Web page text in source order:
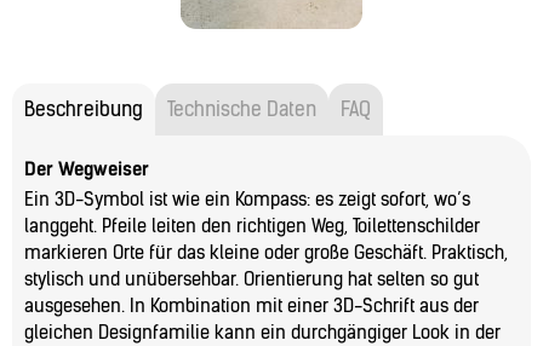
Beschreibung Technische Daten FAQ
Der Wegweiser
Ein 3D-Symbol ist wie ein Kompass: es zeigt sofort, wo’s
langgeht. Pfeile leiten den richtigen Weg, Toilettenschilder
markieren Orte für das kleine oder große Geschäft. Praktisch,
stylisch und unübersehbar. Orientierung hat selten so gut
ausgesehen. In Kombination mit einer 3D-Schrift aus der
gleichen Designfamilie kann ein durchgängiger Look in der